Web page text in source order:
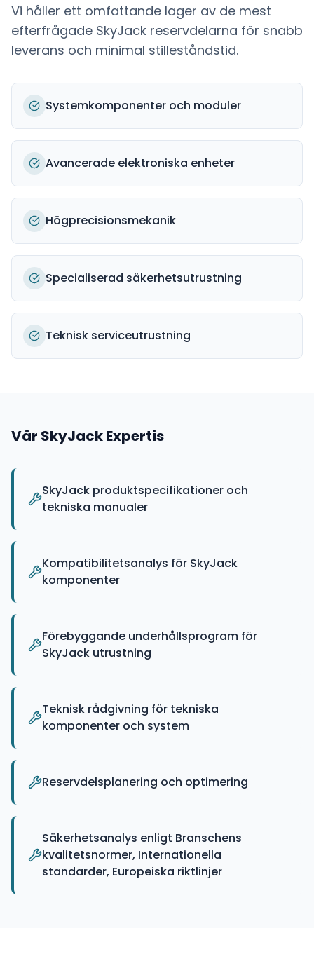
Vi håller ett omfattande lager av de mest
efterfrågade SkyJack reservdelarna för snabb
leverans och minimal stilleståndstid.
Systemkomponenter och moduler
Avancerade elektroniska enheter
Högprecisionsmekanik
Specialiserad säkerhetsutrustning
Teknisk serviceutrustning
Vår SkyJackExpertis
SkyJack produktspecifikationer och
tekniska manualer
Kompatibilitetsanalys för SkyJack
komponenter
Förebyggande underhållsprogram för
SkyJack utrustning
Teknisk rådgivning för tekniska
komponenter och system
Reservdelsplanering och optimering
Säkerhetsanalys enligt Branschens
kvalitetsnormer, Internationella
standarder, Europeiska riktlinjer